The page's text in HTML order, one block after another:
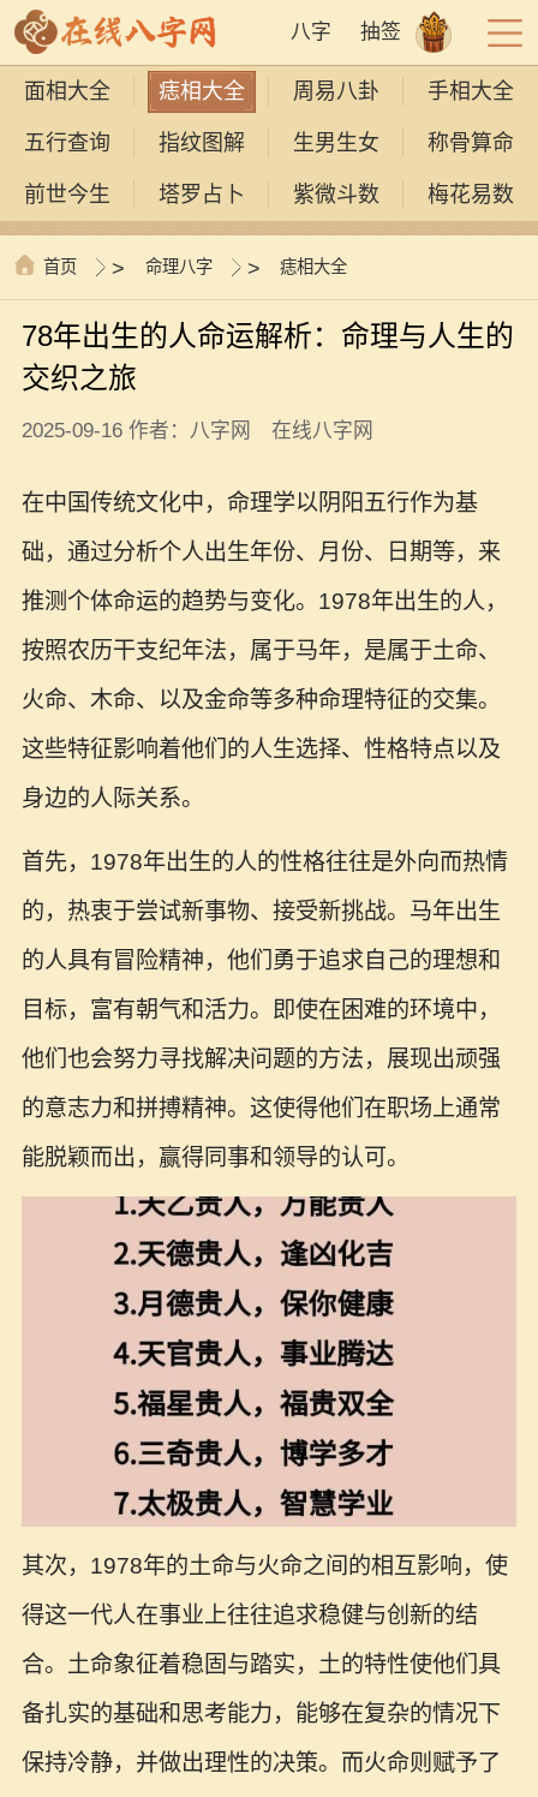
八字 抽签
面相大全 痣相大全 周易八卦 手相大全
五行查询 指纹图解 生男生女 称骨算命
前世今生 塔罗占卜 紫微斗数 梅花易数
首页 > 命理八字 > 痣相大全
78年出生的人命运解析：命理与人生的
交织之旅
2025-09-16 作者：八字网 在线八字网
在中国传统文化中，命理学以阴阳五行作为基
础，通过分析个人出生年份、月份、日期等，来
推测个体命运的趋势与变化。1978年出生的人，
按照农历干支纪年法，属于马年，是属于土命、
火命、木命、以及金命等多种命理特征的交集。
这些特征影响着他们的人生选择、性格特点以及
身边的人际关系。
首先，1978年出生的人的性格往往是外向而热情
的，热衷于尝试新事物、接受新挑战。马年出生
的人具有冒险精神，他们勇于追求自己的理想和
目标，富有朝气和活力。即使在困难的环境中，
他们也会努力寻找解决问题的方法，展现出顽强
的意志力和拼搏精神。这使得他们在职场上通常
能脱颖而出，赢得同事和领导的认可。
其次，1978年的土命与火命之间的相互影响，使
得这一代人在事业上往往追求稳健与创新的结
合。土命象征着稳固与踏实，土的特性使他们具
备扎实的基础和思考能力，能够在复杂的情况下
保持冷静，并做出理性的决策。而火命则赋予了